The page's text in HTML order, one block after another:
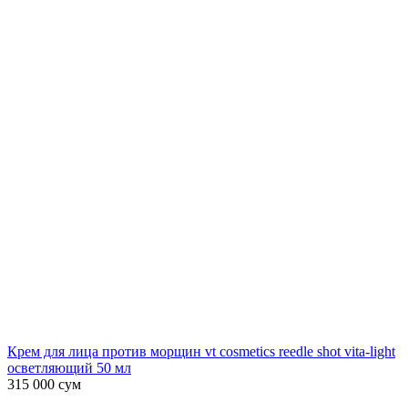
Крем для лица против морщин vt cosmetics reedle shot vita-light
осветляющий 50 мл
315 000 сум